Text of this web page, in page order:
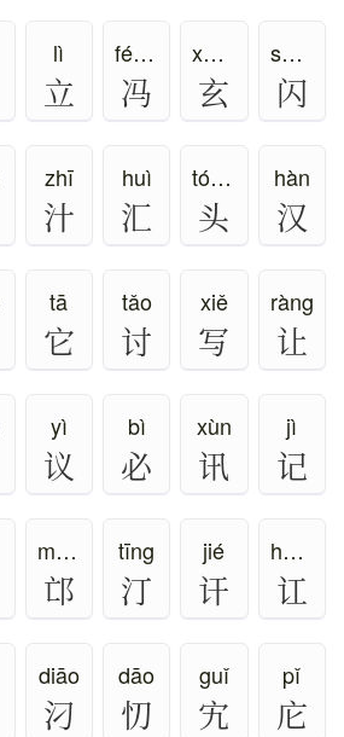
lì
立
féng、píng
冯
xuán
玄
shǎn
闪
zhī
汁
huì
汇
tóu、tou
头
hàn
汉
tā
它
tǎo
讨
xiě
写
ràng
让
yì
议
bì
必
xùn
讯
jì
记
máng
邙
tīng
汀
jié
讦
hòng
讧
diāo
汈
dāo
忉
guǐ
宄
pǐ
庀